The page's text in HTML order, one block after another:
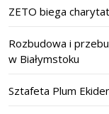
ZETO biega
Rozbudowa i
w Białymstoku
Sztafeta Plum